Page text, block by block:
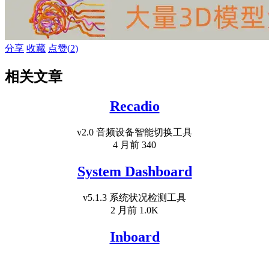
分享 收藏 点赞(2)
相关文章
Recadio
v2.0 音频设备智能切换工具
4 月前 340
System Dashboard
v5.1.3 系统状况检测工具
2 月前 1.0K
Inboard